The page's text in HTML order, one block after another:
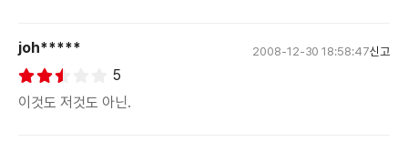
joh***** 2008-12-30 18:58:47신고
5
이것도 저것도 아닌.